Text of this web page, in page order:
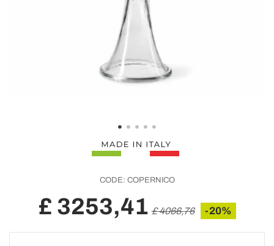
CODE: COPERNICO
£ 3253,41 £ 4066,76 -20%